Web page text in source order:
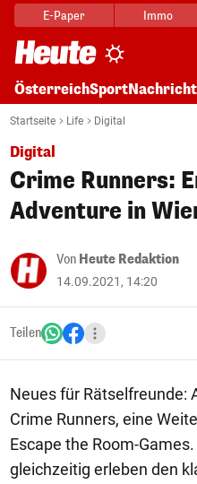
E-Paper Immo
ÖsterreichSport
Startseite Life Digital
Digital
Crime Runners:
Adventure in
Von Heute Redaktion
14.09.2021, 14:20
Teilen
Neues für Rätselfreunde:
Crime Runners, eine
Escape the Room-
gleichzeitig erleben den